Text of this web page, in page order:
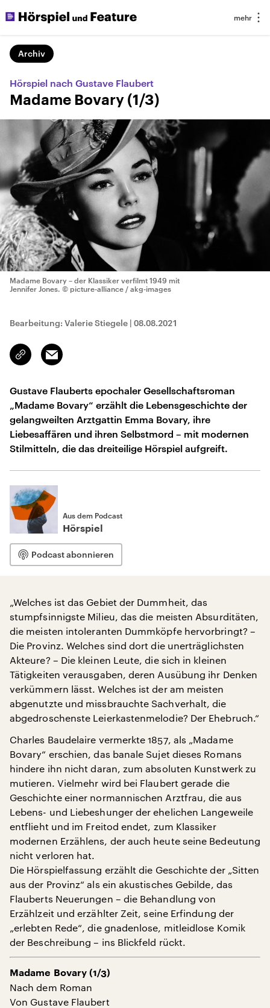
Archiv
Hörspiel nach Gustave Flaubert
Madame Bovary (1/3)
Madame Bovary – der Klassiker verfilmt 1949 mit
Jennifer Jones. © picture-alliance / akg-images
Bearbeitung: Valerie Stiegele | 08.08.2021
Link
kopieren/teilen
Email
Gustave Flauberts epochaler Gesellschaftsroman
„Madame Bovary“ erzählt die Lebensgeschichte der
gelangweilten Arztgattin Emma Bovary, ihre
Liebesaffären und ihren Selbstmord – mit modernen
Stilmitteln, die das dreiteilige Hörspiel aufgreift.
Aus dem Podcast
Hörspiel
Podcast abonnieren
„Welches ist das Gebiet der Dummheit, das
stumpfsinnigste Milieu, das die meisten Absurditäten,
die meisten intoleranten Dummköpfe hervorbringt? –
Die Provinz. Welches sind dort die unerträglichsten
Akteure? – Die kleinen Leute, die sich in kleinen
Tätigkeiten verausgaben, deren Ausübung ihr Denken
verkümmern lässt. Welches ist der am meisten
abgenutzte und missbrauchte Sachverhalt, die
abgedroschenste Leierkastenmelodie? Der Ehebruch.“
Charles Baudelaire vermerkte 1857, als „Madame
Bovary“ erschien, das banale Sujet dieses Romans
hindere ihn nicht daran, zum absoluten Kunstwerk zu
mutieren. Vielmehr wird bei Flaubert gerade die
Geschichte einer normannischen Arztfrau, die aus
Lebens- und Liebeshunger der ehelichen Langeweile
entflieht und im Freitod endet, zum Klassiker
modernen Erzählens, der auch heute seine Bedeutung
nicht verloren hat.
Die Hörspielfassung erzählt die Geschichte der „Sitten
aus der Provinz“ als ein akustisches Gebilde, das
Flauberts Neuerungen – die Behandlung von
Erzählzeit und erzählter Zeit, seine Erfindung der
„erlebten Rede“, die gnadenlose, mitleidlose Komik
der Beschreibung – ins Blickfeld rückt.
Madame Bovary (1/3)
Nach dem Roman
Von Gustave Flaubert